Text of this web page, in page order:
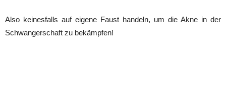
Also keinesfalls auf eigene Faust handeln, um die Akne in der
Schwangerschaft zu bekämpfen!